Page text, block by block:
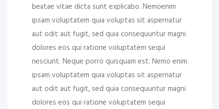
beatae vitae dicta sunt explicabo. Nemoenim
ipsam voluptatem quia voluptas sit aspernatur
aut odit aut fugit, sed quia consequuntur magni
dolores eos qui ratione voluptatem sequi
nesciunt. Neque porro quisquam est. Nemo enim
ipsam voluptatem quia voluptas sit aspernatur
aut odit aut fugit, sed quia consequuntur magni
dolores eos qui ratione voluptatem sequi